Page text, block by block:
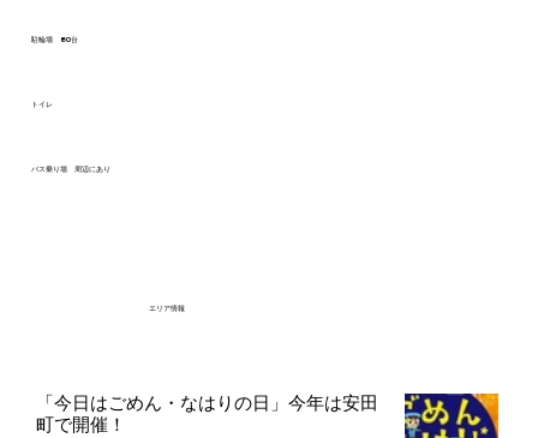
駐輪場 80台
トイレ
バス乗り場 周辺にあり
エリア情報
「今日はごめん・なはりの日」今年は安田
町で開催！